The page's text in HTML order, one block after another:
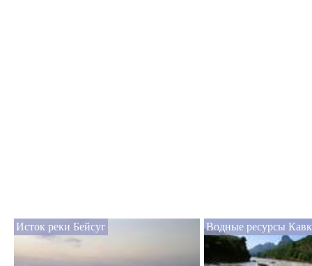
Исток реки Бейсуг Водные ресурсы